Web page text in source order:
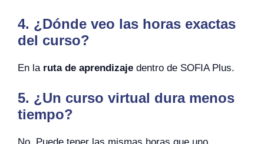
4. ¿Dónde veo las horas exactas
del curso?
En la ruta de aprendizaje dentro de SOFIA Plus.
5. ¿Un curso virtual dura menos
tiempo?